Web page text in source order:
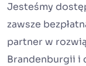
Jesteśmy
zawsze
partner w
Brandenburgii i